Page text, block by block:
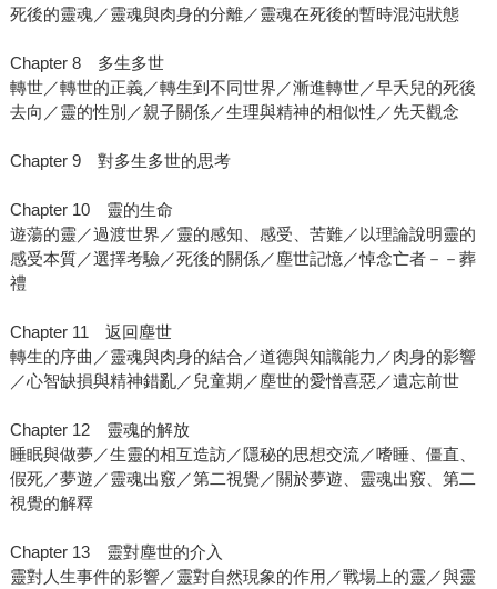
死後的靈魂／靈魂與肉身的分離／靈魂在死後的暫時混沌狀態
Chapter 8 多生多世
轉世／轉世的正義／轉生到不同世界／漸進轉世／早夭兒的死後
去向／靈的性別／親子關係／生理與精神的相似性／先天觀念
Chapter 9 對多生多世的思考
Chapter 10 靈的生命
遊蕩的靈／過渡世界／靈的感知、感受、苦難／以理論說明靈的
感受本質／選擇考驗／死後的關係／塵世記憶／悼念亡者－－葬
禮
Chapter 11 返回塵世
轉生的序曲／靈魂與肉身的結合／道德與知識能力／肉身的影響
／心智缺損與精神錯亂／兒童期／塵世的愛憎喜惡／遺忘前世
Chapter 12 靈魂的解放
睡眠與做夢／生靈的相互造訪／隱秘的思想交流／嗜睡、僵直、
假死／夢遊／靈魂出竅／第二視覺／關於夢遊、靈魂出竅、第二
視覺的解釋
Chapter 13 靈對塵世的介入
靈對人生事件的影響／靈對自然現象的作用／戰場上的靈／與靈